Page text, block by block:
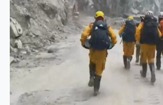
前碰到的問題，現在目前都安全上
飲水的部分呢，我們會陸陸續續利
補充。」西寶小學有60多名師生被
蓮縣縣長指，政府會全力協助，如
程總隊空投物資。 花蓮大地震發生
援難度。搜救現場下午有落石滾下
離。兩名失蹤者遭泥石掩埋，被發